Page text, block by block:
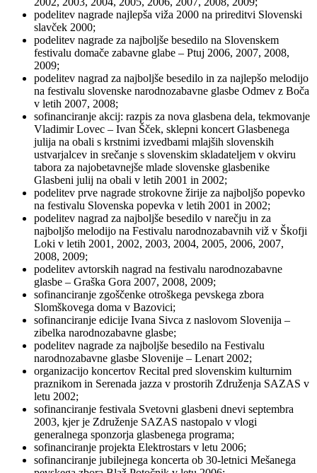
podelitev nagrade najlepša viža 2000 na prireditvi Slovenski
slavček 2000;
podelitev nagrade za najboljše besedilo na Slovenskem
festivalu domače zabavne glabe – Ptuj 2006, 2007, 2008,
2009;
podelitev nagrad za najboljše besedilo in za najlepšo melodijo
na festivalu slovenske narodnozabavne glasbe Odmev z Boča
v letih 2007, 2008;
sofinanciranje akcij: razpis za nova glasbena dela, tekmovanje
Vladimir Lovec – Ivan Šček, sklepni koncert Glasbenega
julija na obali s krstnimi izvedbami mlajših slovenskih
ustvarjalcev in srečanje s slovenskim skladateljem v okviru
tabora za najobetavnejše mlade slovenske glasbenike
Glasbeni julij na obali v letih 2001 in 2002;
podelitev prve nagrade strokovne žirije za najboljšo popevko
na festivalu Slovenska popevka v letih 2001 in 2002;
podelitev nagrad za najboljše besedilo v narečju in za
najboljšo melodijo na Festivalu narodnozabavnih viž v Škofji
Loki v letih 2001, 2002, 2003, 2004, 2005, 2006, 2007,
2008, 2009;
podelitev avtorskih nagrad na festivalu narodnozabavne
glasbe – Graška Gora 2007, 2008, 2009;
sofinanciranje zgoščenke otroškega pevskega zbora
Slomškovega doma v Bazovici;
sofinanciranje edicije Ivana Sivca z naslovom Slovenija –
zibelka narodnozabavne glasbe;
podelitev nagrade za najboljše besedilo na Festivalu
narodnozabavne glasbe Slovenije – Lenart 2002;
organizacijo koncertov Recital pred slovenskim kulturnim
praznikom in Serenada jazza v prostorih Združenja SAZAS v
letu 2002;
sofinanciranje festivala Svetovni glasbeni dnevi septembra
2003, kjer je Združenje SAZAS nastopalo v vlogi
generalnega sponzorja glasbenega programa;
sofinanciranje projekta Elektrostars v letu 2006;
sofinanciranje jubilejnega koncerta ob 30-letnici Mešanega